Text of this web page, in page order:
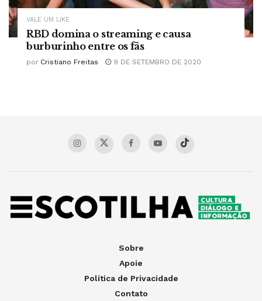
VALE UM LIKE
RBD domina o streaming e causa
burburinho entre os fãs
por Cristiano Freitas 9 DE SETEMBRO DE 2020
Sobre
Apoie
Política de Privacidade
Contato